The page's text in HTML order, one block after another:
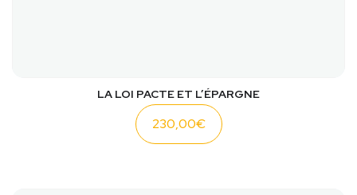
LA LOI PACTE ET L’ÉPARGNE
230,00€